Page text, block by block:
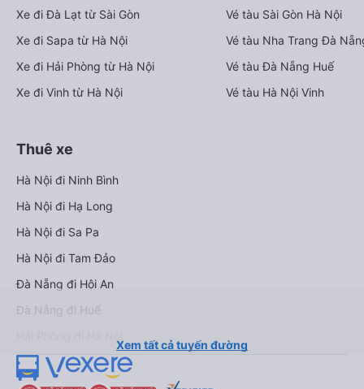
Xe đi Đà Lạt từ Sài Gòn
Xe đi Sapa từ Hà Nội
Xe đi Hải Phòng từ Hà Nội
Xe đi Vinh từ Hà Nội
Vé tàu Sài Gòn Hà Nội
Vé tàu Nha Trang Đà
Vé tàu Đà Nẵng Huế
Vé tàu Hà Nội Vinh
Thuê xe
Hà Nội đi Ninh Bình
Hà Nội đi Hạ Long
Hà Nội đi Sa Pa
Hà Nội đi Tam Đảo
Đà Nẵng đi Hội An
Đà Nẵng đi Huế
Xem tất cả tuyến đường